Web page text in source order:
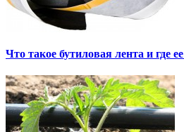
Что такое бутиловая лента и где